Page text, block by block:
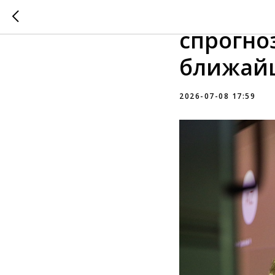
2026-07-08 17:59